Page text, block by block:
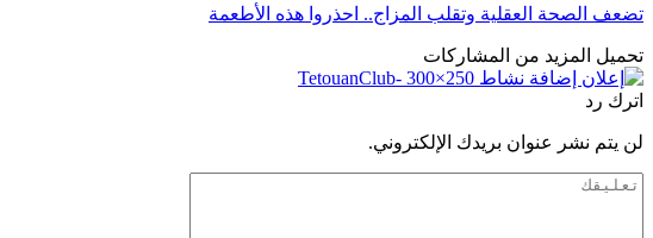
تضعف الصحة العقلية وتقلب المزاج.. احذروا هذه الأطعمة
تحميل المزيد من المشاركات
اترك رد
لن يتم نشر عنوان بريدك الإلكتروني.